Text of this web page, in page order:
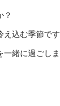
？
え込む季節で
一緒に過ごし